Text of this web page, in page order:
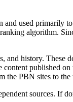
used primarily
algorithm.
history. These
published
the PBN sites to the
sources. If